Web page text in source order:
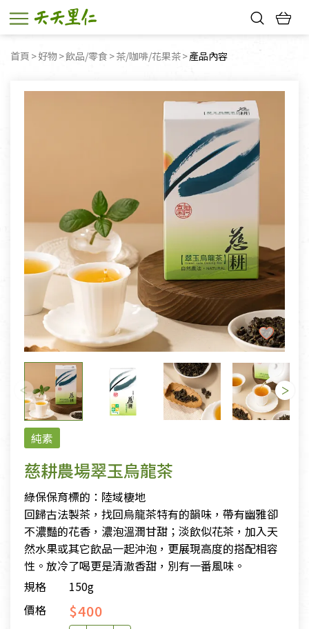
首頁 好物 飲品/零食 茶/咖啡/花果茶 目前頁面：
產品內容
純素
慈耕農場翠玉烏龍茶
綠保保育標的：陸域棲地
回歸古法製茶，找回烏龍茶特有的韻味，帶有幽雅卻
不濃豔的花香，濃泡溫潤甘甜；淡飲似花茶，加入天
然水果或其它飲品一起沖泡，更展現高度的搭配相容
性。放冷了喝更是清澈香甜，別有一番風味。
規格
150g
價格
$400